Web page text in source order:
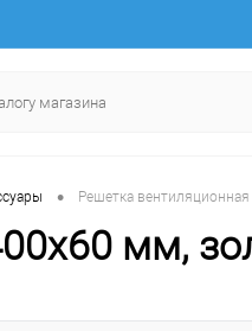
• Решетка
мм,